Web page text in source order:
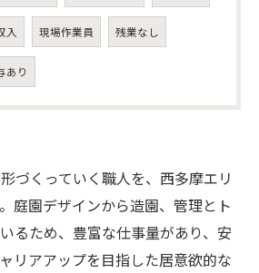
入 現場作業員 残業なし
あり
づくっていく職人を、西多摩エリ
庭園デザインから造園、管理とト
るため、豊富な仕事量があり、安
リアアップを目指した居意欲的な